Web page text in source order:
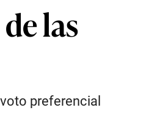
las
preferencial